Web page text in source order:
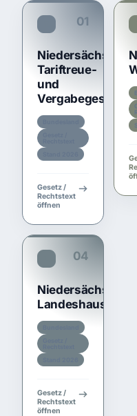
01
Tariftreue-
und
Vergabegesetz
Gesetz /
Rechtstext
öffnen
04
Niedersächsische
Gesetz /
Rechtstext
öffnen